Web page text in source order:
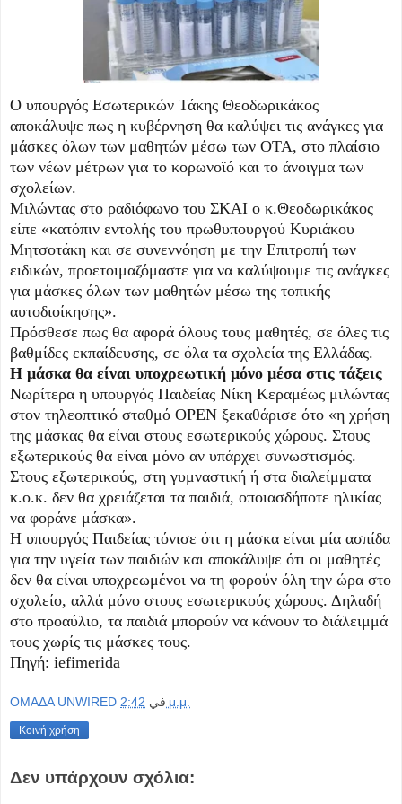
Ο υπουργός Εσωτερικών Τάκης Θεοδωρικάκος
αποκάλυψε πως η κυβέρνηση θα καλύψει τις ανάγκες για
μάσκες όλων των μαθητών μέσω των ΟΤΑ, στο πλαίσιο
των νέων μέτρων για το κορωνοϊό και το άνοιγμα των
σχολείων.
Μιλώντας στο ραδιόφωνο του ΣΚΑΙ ο κ.Θεοδωρικάκος
είπε «κατόπιν εντολής του πρωθυπουργού Κυριάκου
Μητσοτάκη και σε συνεννόηση με την Επιτροπή των
ειδικών, προετοιμαζόμαστε για να καλύψουμε τις ανάγκες
για μάσκες όλων των μαθητών μέσω της τοπικής
αυτοδιοίκησης».
Πρόσθεσε πως θα αφορά όλους τους μαθητές, σε όλες τις
βαθμίδες εκπαίδευσης, σε όλα τα σχολεία της Ελλάδας.
Η μάσκα θα είναι υποχρεωτική μόνο μέσα στις τάξεις
Νωρίτερα η υπουργός Παιδείας Νίκη Κεραμέως μιλώντας
στον τηλεοπτικό σταθμό OPEN ξεκαθάρισε ότο «η χρήση
της μάσκας θα είναι στους εσωτερικούς χώρους. Στους
εξωτερικούς θα είναι μόνο αν υπάρχει συνωστισμός.
Στους εξωτερικούς, στη γυμναστική ή στα διαλείμματα
κ.ο.κ. δεν θα χρειάζεται τα παιδιά, οποιασδήποτε ηλικίας
να φοράνε μάσκα».
Η υπουργός Παιδείας τόνισε ότι η μάσκα είναι μία ασπίδα
για την υγεία των παιδιών και αποκάλυψε ότι οι μαθητές
δεν θα είναι υποχρεωμένοι να τη φορούν όλη την ώρα στο
σχολείο, αλλά μόνο στους εσωτερικούς χώρους. Δηλαδή
στο προαύλιο, τα παιδιά μπορούν να κάνουν το διάλειμμά
τους χωρίς τις μάσκες τους.
Πηγή: iefimerida
OMAΔΑ UNWIRED في 2:42 μ.μ.
Κοινή χρήση
Δεν υπάρχουν σχόλια: